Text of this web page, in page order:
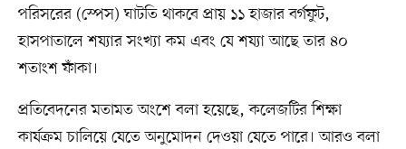
পরিসরের (স্পেস) ঘাটতি থাকবে প্রায় ১১ হাজার বর্গফুট,
হাসপাতালে শয্যার সংখ্যা কম এবং যে শয্যা আছে তার ৪০
শতাংশ ফাঁকা।
প্রতিবেদনের মতামত অংশে বলা হয়েছে, কলেজটির শিক্ষা
কার্যক্রম চালিয়ে যেতে অনুমোদন দেওয়া যেতে পারে। আরও বলা